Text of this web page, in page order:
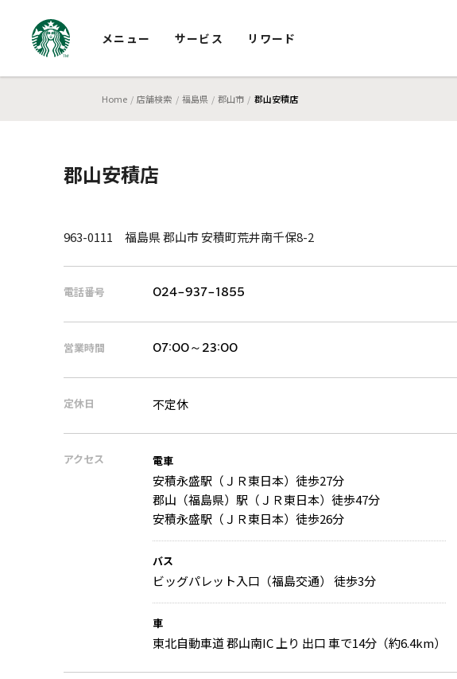
メニュー サービス リワード
Home 店舗検索 福島県 郡山市 郡山安積店
郡山安積店
963-0111 福島県 郡山市 安積町荒井南千保8-2
電話番号 024-937-1855
営業時間 07:00～23:00
定休日 不定休
アクセス 電車
安積永盛駅（ＪＲ東日本）徒歩27分
郡山（福島県）駅（ＪＲ東日本）徒歩47分
安積永盛駅（ＪＲ東日本）徒歩26分
バス
ビッグパレット入口（福島交通） 徒歩3分
車
東北自動車道 郡山南IC 上り 出口 車で14分（約6.4km）